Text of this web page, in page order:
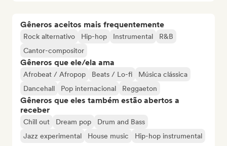
Gêneros aceitos mais frequentemente
Rock alternativo Hip-hop Instrumental
R&B
Cantor-compositor
Gêneros que ele/ela ama
Afrobeat / Afropop Beats / Lo-fi
Música clássica
Dancehall
Pop internacional Reggaeton
Gêneros que eles também estão abertos a
receber
Chill out Dream pop
Drum and Bass
Jazz experimental
House music
Hip-hop instrumental